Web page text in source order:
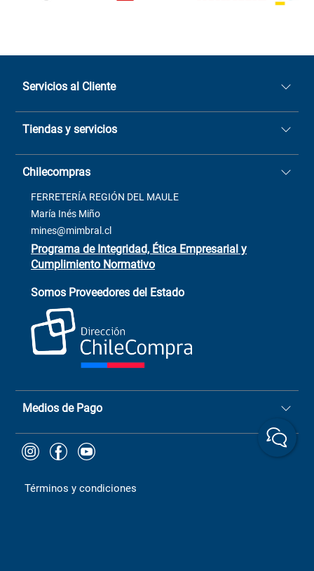
Servicios al Cliente
Quiénes somos
Sucursales
Términos y condiciones
Contacto
Venta Terreno
Trabaja con Nosotros
+56 9 6779 0465
+(73) 256
ChileCompras
+56 9 9888 9549
Tiendas y servicios
Casa Matriz: Avenida Chorrillos
2137 San Javier, Fono (73)
Chilecompras
FERRETERÍA REGIÓN DEL MAULE
María Inés Miño
mines@mimbral.cl
Programa de Integridad, Ética Empresarial y
Cumplimiento Normativo
Somos Proveedores del Estado
Medios de Pago
Términos y condiciones